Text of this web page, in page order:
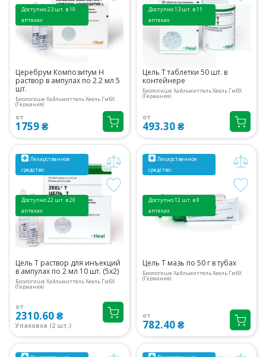
Доступно 23 шт. в 19
аптеках
Церебрум Композитум H
раствор в ампулах по 2.2 мл 5
шт.
Биологише Хайльмиттель Хеель ГмбХ
(Германия)
от
1759 ₴
Доступно 13 шт. в 11
аптеках
Цель Т таблетки 50 шт. в
контейнере
Биологише Хайльмиттель Хеель ГмбХ
(Германия)
от
493.30 ₴
Лекарственное
средство
Доступно 22 шт. в 20
аптеках
Цель Т раствор для инъекций
в ампулах по 2 мл 10 шт. (5х2)
Биологише Хайльмиттель Хеель ГмбХ
(Германия)
от
2310.60 ₴
Упаковка (2 шт.)
Лекарственное
средство
Доступно 12 шт. в 9
аптеках
Цель Т мазь по 50 г в тубах
Биологише Хайльмиттель Хеель ГмбХ
(Германия)
от
782.40 ₴